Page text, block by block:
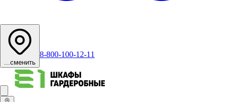
...сменить
8-800-100-12-11